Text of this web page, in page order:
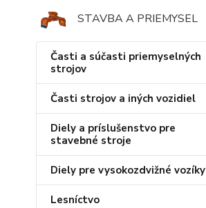
STAVBA A PRIEMYSEL
Časti a súčasti priemyselných
strojov
Časti strojov a iných vozidiel
Diely a príslušenstvo pre
stavebné stroje
Diely pre vysokozdvižné vozíky
Lesníctvo